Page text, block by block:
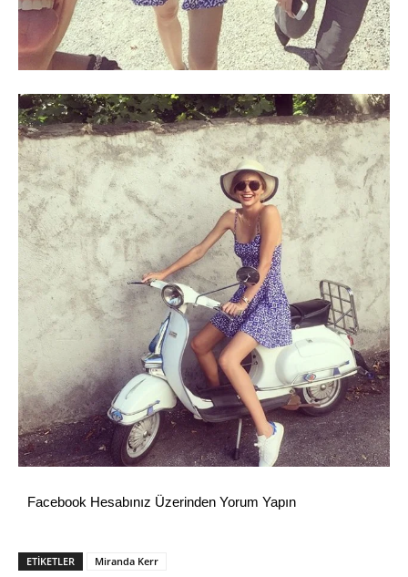
Facebook Hesabınız Üzerinden Yorum Yapın
ETİKETLER Miranda Kerr